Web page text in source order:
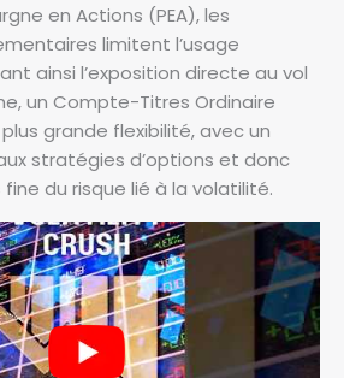
en Actions (PEA), les
limitent l’usage
ainsi l’exposition directe au vol
un Compte-Titres Ordinaire
grande flexibilité, avec un
stratégies d’options et donc
du risque lié à la volatilité.